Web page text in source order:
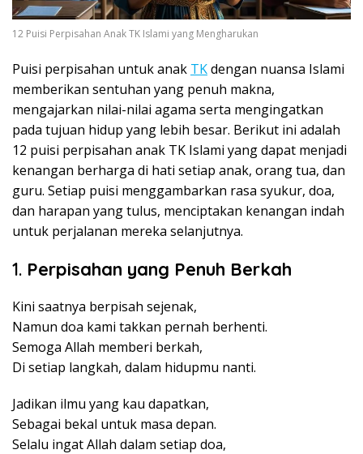
12 Puisi Perpisahan Anak TK Islami yang Mengharukan
Puisi perpisahan untuk anak TKdengan nuansa Islami
memberikan sentuhan yang penuh makna,
mengajarkan nilai-nilai agama serta mengingatkan
pada tujuan hidup yang lebih besar. Berikut ini adalah
12 puisi perpisahan anak TK Islami yang dapat menjadi
kenangan berharga di hati setiap anak, orang tua, dan
guru. Setiap puisi menggambarkan rasa syukur, doa,
dan harapan yang tulus, menciptakan kenangan indah
untuk perjalanan mereka selanjutnya.
1. Perpisahan yang Penuh Berkah
Kini saatnya berpisah sejenak,
Namun doa kami takkan pernah berhenti.
Semoga Allah memberi berkah,
Di setiap langkah, dalam hidupmu nanti.
Jadikan ilmu yang kau dapatkan,
Sebagai bekal untuk masa depan.
Selalu ingat Allah dalam setiap doa,